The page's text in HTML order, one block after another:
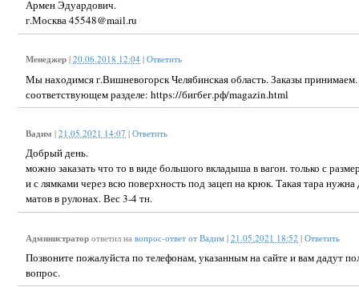
Армен Эдуардович.
г.Москва 45548@mail.ru
Менеджер | 20.06.2018 12:04 | Ответить
Мы находимся г.Вишневогорск Челябинская область. Заказы принимаем.
соответствующем разделе: https://бигбег.рф/magazin.html
Вадим | 21.05.2021 14:07 | Ответить
Добрый день.
можно заказать что то в виде большого вкладыша в вагон. только с
и с лямками через всю поверхность под зацеп на крюк. Такая тара нужна
матов в рулонах. Вес 3-4 тн.
Администратор ответил на вопрос-ответ от Вадим | 21.05.2021 18:52 | Ответить
Позвоните пожалуйста по телефонам, указанным на сайте и вам дадут
вопрос.